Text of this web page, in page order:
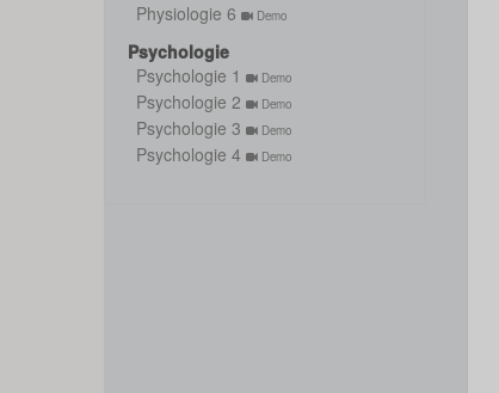
Physiologie 6 Demo
Psychologie
Psychologie 1
Demo
Psychologie 2 Demo
Psychologie 3 Demo
Psychologie 4 Demo